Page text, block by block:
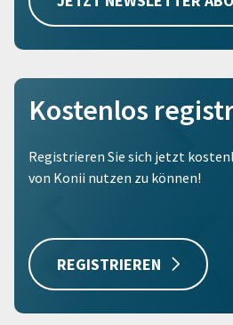
Kostenlos
Registrieren Sie sich jetzt
von Konii nutzen zu können!
REGISTRIEREN